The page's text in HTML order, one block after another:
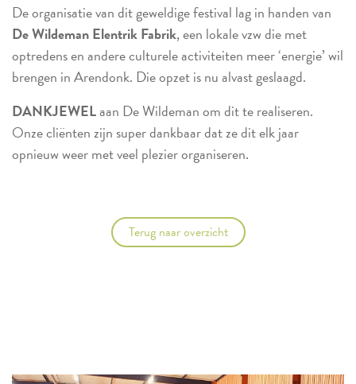
De organisatie van dit geweldige festival lag in handen van
De Wildeman Elentrik Fabrik, een lokale vzw die met
optredens en andere culturele activiteiten meer ‘energie’ wil
brengen in Arendonk. Die opzet is nu alvast geslaagd.
DANKJEWELaan De Wildeman om dit te realiseren.
Onze cliënten zijn super dankbaar dat ze dit elk jaar
opnieuw weer met veel plezier organiseren.
Terug naar overzicht